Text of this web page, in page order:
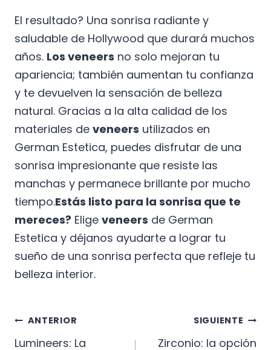
El resultado? Una sonrisa radiante y
saludable de Hollywood que durará muchos
años. Los veneers no solo mejoran tu
apariencia; también aumentan tu confianza
y te devuelven la sensación de belleza
natural. Gracias a la alta calidad de los
materiales de veneers utilizados en
German Estetica, puedes disfrutar de una
sonrisa impresionante que resiste las
manchas y permanece brillante por mucho
tiempo.Estás listo para la sonrisa que te
mereces? Elige veneers de German
Estetica y déjanos ayudarte a lograr tu
sueño de una sonrisa perfecta que refleje tu
belleza interior.
Navegación
ANTERIOR
Lumineers: La
SIGUIENTE
Zirconio: la opción